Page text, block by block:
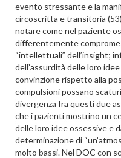
evento stressante e la
circoscritta e transitoria
notare come nel paziente
differentemente
“intellettuali” dell’insight;
dell’assurdità delle loro
convinzione rispetto alla
compulsioni possano
divergenza fra questi due
che i pazienti mostrino un
delle loro idee ossessive e
determinazione di
molto bassi. Nel DOC con